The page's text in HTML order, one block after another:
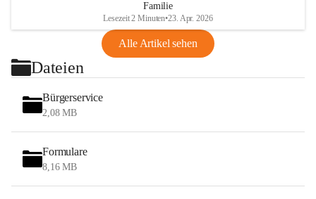
Familie
Lesezeit 2 Minuten•23. Apr. 2026
Alle Artikel sehen
Dateien
Bürgerservice
2,08 MB
Formulare
8,16 MB